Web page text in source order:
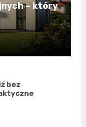
– który
bez